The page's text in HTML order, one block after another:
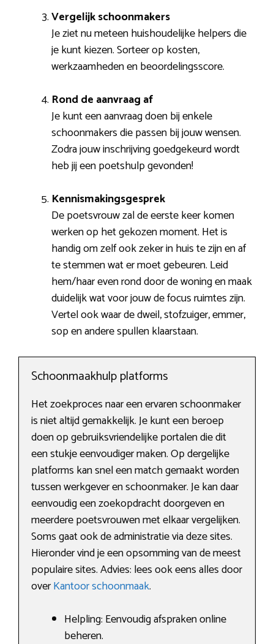
Vergelijk schoonmakers
Je ziet nu meteen huishoudelijke helpers die
je kunt kiezen. Sorteer op kosten,
werkzaamheden en beoordelingsscore.
Rond de aanvraag af
Je kunt een aanvraag doen bij enkele
schoonmakers die passen bij jouw wensen.
Zodra jouw inschrijving goedgekeurd wordt
heb jij een poetshulp gevonden!
Kennismakingsgesprek
De poetsvrouw zal de eerste keer komen
werken op het gekozen moment. Het is
handig om zelf ook zeker in huis te zijn en af
te stemmen wat er moet gebeuren. Leid
hem/haar even rond door de woning en maak
duidelijk wat voor jouw de focus ruimtes zijn.
Vertel ook waar de dweil, stofzuiger, emmer,
sop en andere spullen klaarstaan.
Schoonmaakhulp platforms
Het zoekproces naar een ervaren schoonmaker
is niet altijd gemakkelijk. Je kunt een beroep
doen op gebruiksvriendelijke portalen die dit
een stukje eenvoudiger maken. Op dergelijke
platforms kan snel een match gemaakt worden
tussen werkgever en schoonmaker. Je kan daar
eenvoudig een zoekopdracht doorgeven en
meerdere poetsvrouwen met elkaar vergelijken.
Soms gaat ook de administratie via deze sites.
Hieronder vind je een opsomming van de meest
populaire sites. Advies: lees ook eens alles door
overKantoor schoonmaak.
Helpling: Eenvoudig afspraken online
beheren.